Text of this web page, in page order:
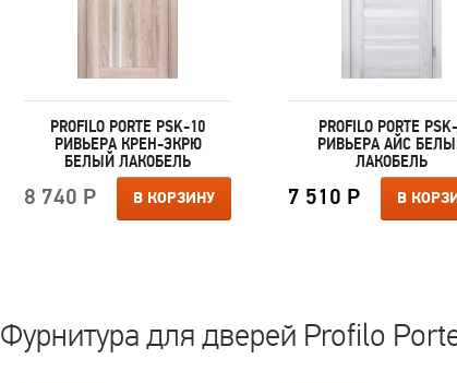
PROFILO PORTE PSK-10
РИВЬЕРА КРЕН-ЭКРЮ
БЕЛЫЙ ЛАКОБЕЛЬ
8 740 Р В КОРЗИНУ
PROFILO PORTE
РИВЬЕРА АЙС
ЛАКОБЕЛЬ
7 510 Р В
Фурнитура для дверей Profilo